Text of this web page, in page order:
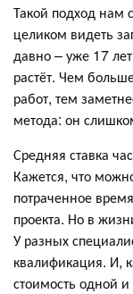
Такой подход нам
целиком видеть
давно – уже 17
растёт. Чем
работ, тем
метода: он
Средняя ставка
Кажется, что
потраченное
проекта. Но в
У разных
квалификация. И,
стоимость одной